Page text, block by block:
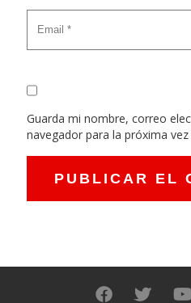
Guarda mi nombre, correo
navegador para la próxima